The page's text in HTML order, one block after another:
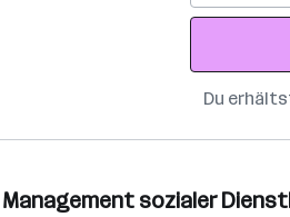
Adresse
Du
sozialer